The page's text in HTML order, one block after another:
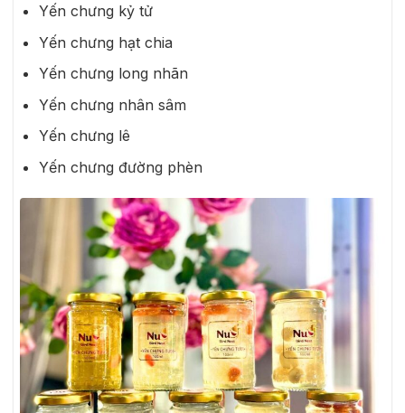
Yến chưng kỷ tử
Yến chưng hạt chia
Yến chưng long nhãn
Yến chưng nhân sâm
Yến chưng lê
Yến chưng đường phèn